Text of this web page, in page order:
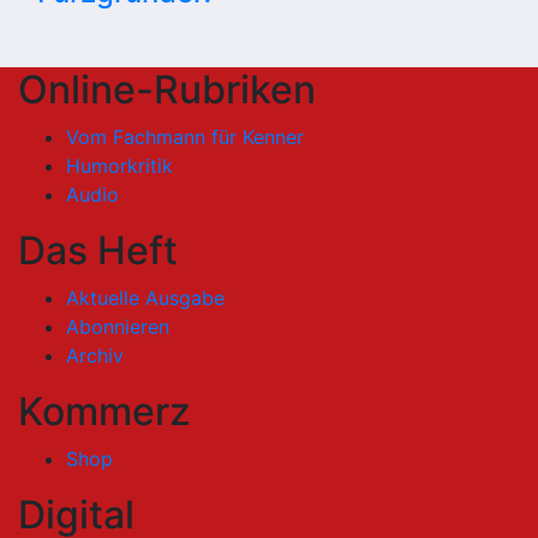
Online-Rubriken
Vom Fachmann für Kenner
Humorkritik
Audio
Das Heft
Aktuelle Ausgabe
Abonnieren
Archiv
Kommerz
Shop
Digital